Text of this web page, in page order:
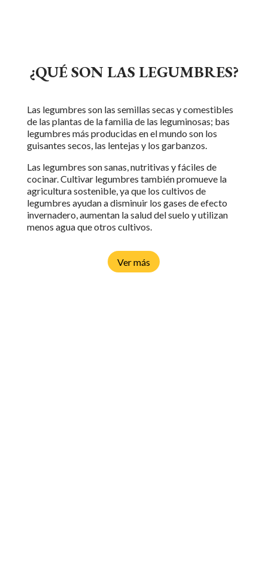
¿QUÉ SON LAS LEGUMBRES?
Las legumbres son las semillas secas y comestibles
de las plantas de la familia de las leguminosas; bas
legumbres más producidas en el mundo son los
guisantes secos, las lentejas y los garbanzos.
Las legumbres son sanas, nutritivas y fáciles de
cocinar. Cultivar legumbres también promueve la
agricultura sostenible, ya que los cultivos de
legumbres ayudan a disminuir los gases de efecto
invernadero, aumentan la salud del suelo y utilizan
menos agua que otros cultivos.
Ver más